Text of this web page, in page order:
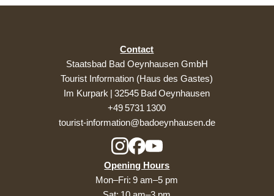
Contact
Staatsbad Bad Oeynhausen GmbH
Tourist Information (Haus des Gastes)
Im Kurpark | 32545 Bad Oeynhausen
+49 5731 1300
tourist-information@badoeynhausen.de
Opening Hours
Mon–Fri: 9 am–5 pm